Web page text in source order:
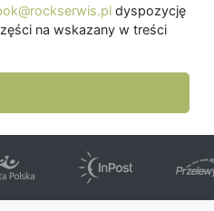
dyspozycję
na wskazany w treści